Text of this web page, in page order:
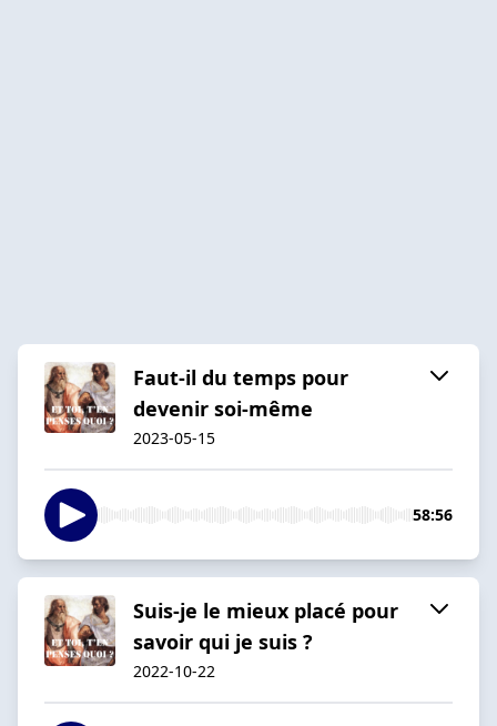
Faut-il du temps pour
devenir soi-même
2023-05-15
58:56
Suis-je le mieux placé pour
savoir qui je suis ?
2022-10-22